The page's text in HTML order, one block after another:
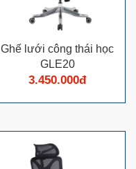
Ghế lưới công thái học
GLE20
3.450.000đ